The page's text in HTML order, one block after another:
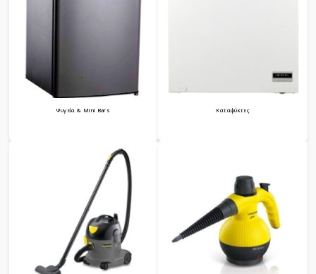
Ψυγεία & Mini Bars Καταψύκτες